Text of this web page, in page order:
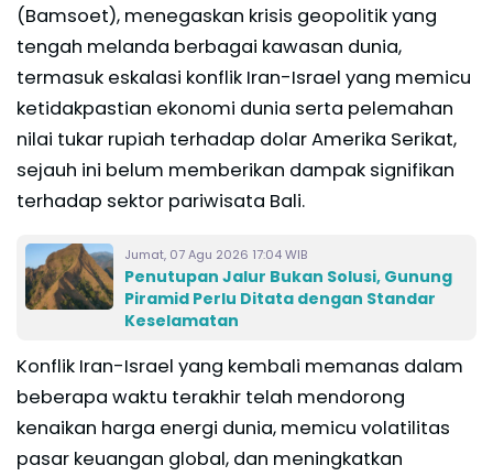
(Bamsoet), menegaskan krisis geopolitik yang
tengah melanda berbagai kawasan dunia,
termasuk eskalasi konflik Iran-Israel yang memicu
ketidakpastian ekonomi dunia serta pelemahan
nilai tukar rupiah terhadap dolar Amerika Serikat,
sejauh ini belum memberikan dampak signifikan
terhadap sektor pariwisata Bali.
Jumat, 07 Agu 2026 17:04 WIB
Penutupan Jalur Bukan Solusi, Gunung
Piramid Perlu Ditata dengan Standar
Keselamatan
Konflik Iran-Israel yang kembali memanas dalam
beberapa waktu terakhir telah mendorong
kenaikan harga energi dunia, memicu volatilitas
pasar keuangan global, dan meningkatkan